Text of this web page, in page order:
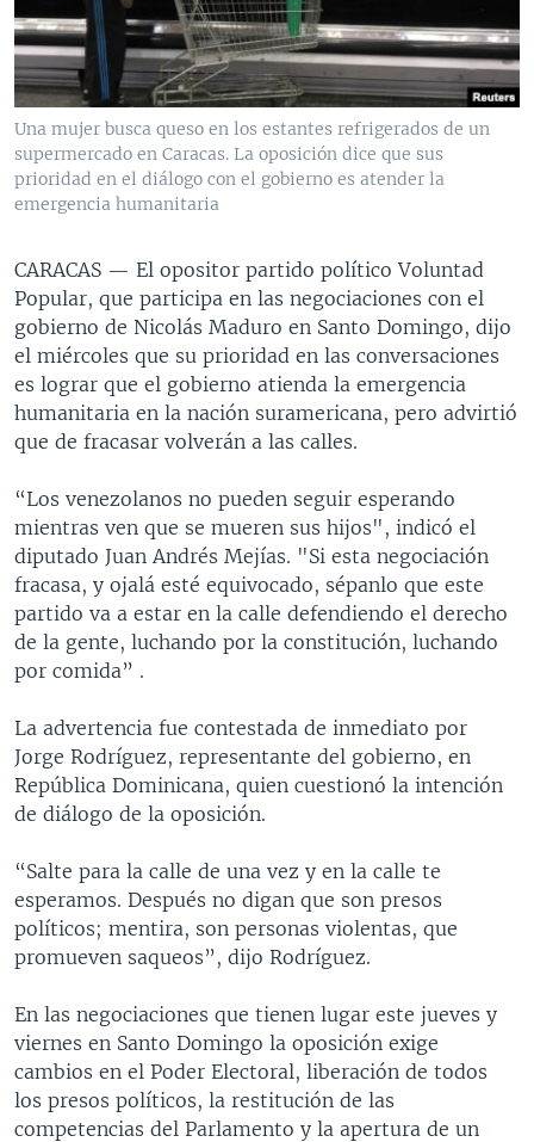
VENEZUELA
BRASIL
NICARAGUA
ECONOMÍA
ENTRETENIMIENTO Y CULTURA
TECNOLOGÍA
DEPORTES
CIENCIA Y SALUD
MULTIMEDIA
VIDEOS
FOTOGRAFÍA
AUDIOS
PROGRAMAS TV
EL MUNDO AL DÍA
FORO INTERAMERICANO
VISIÓN 360
PANORAMA
RADIO
AVANCE INFORMATIVO
AUDIONOTICIAS
ESTADOS UNIDOS AL DÍA
EL MUNDO AL DÍA [RADIO]
FORO [RADIO]
DEPORTIVO INTERNACIONAL
NOTA ECONÓMICA
ENTRETENIMIENTO
DIRECT
DOCUMENTALES DE LA VOA
SÍGANOS
Idiomas
Una mujer busca queso en los estantes refrigerados de un
supermercado en Caracas. La oposición dice que sus
prioridad en el diálogo con el gobierno es atender la
emergencia humanitaria
CARACAS — El opositor partido político Voluntad
Popular, que participa en las negociaciones con el
gobierno de Nicolás Maduro en Santo Domingo, dijo
el miércoles que su prioridad en las conversaciones
es lograr que el gobierno atienda la emergencia
humanitaria en la nación suramericana, pero advirtió
que de fracasar volverán a las calles.
“Los venezolanos no pueden seguir esperando
mientras ven que se mueren sus hijos", indicó el
diputado Juan Andrés Mejías. "Si esta negociación
fracasa, y ojalá esté equivocado, sépanlo que este
partido va a estar en la calle defendiendo el derecho
de la gente, luchando por la constitución, luchando
por comida” .
La advertencia fue contestada de inmediato por
Jorge Rodríguez, representante del gobierno, en
República Dominicana, quien cuestionó la intención
de diálogo de la oposición.
“Salte para la calle de una vez y en la calle te
esperamos. Después no digan que son presos
políticos; mentira, son personas violentas, que
promueven saqueos”, dijo Rodríguez.
En las negociaciones que tienen lugar este jueves y
viernes en Santo Domingo la oposición exige
cambios en el Poder Electoral, liberación de todos
los presos políticos, la restitución de las
competencias del Parlamento y la apertura de un